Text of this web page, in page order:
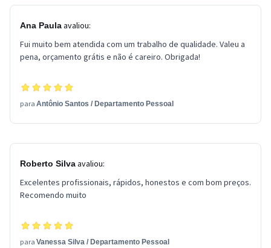
Ana Paulaavaliou:
Fui muito bem atendida com um trabalho de qualidade. Valeu a
pena, orçamento grátis e não é careiro. Obrigada!
para Antônio Santos / Departamento Pessoal
Roberto Silvaavaliou:
Excelentes profissionais, rápidos, honestos e com bom preços.
Recomendo muito
para Vanessa Silva / Departamento Pessoal